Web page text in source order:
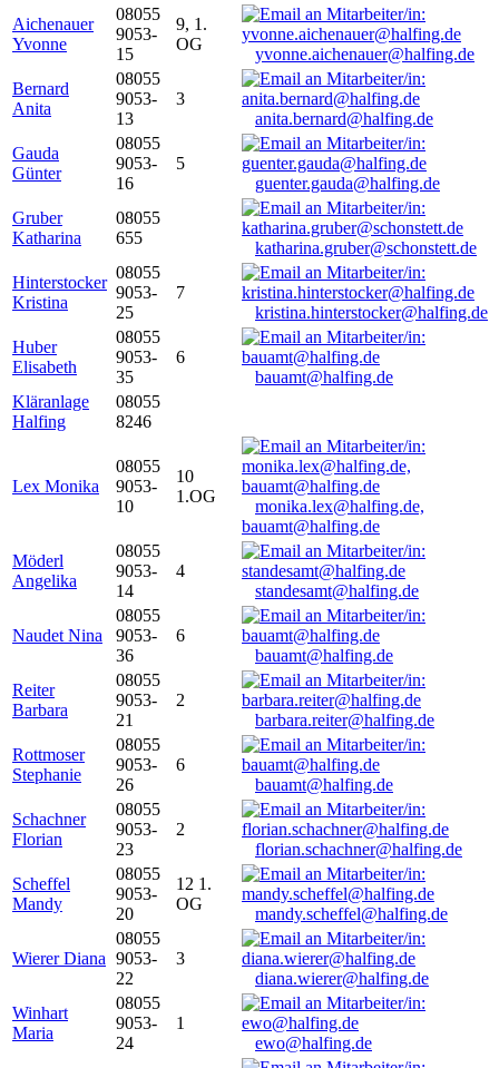
Aichenauer
Yvonne
08055
9053-
15
9, 1.
OG
yvonne.aichenauer@halfing.de
Bernard
Anita
08055
9053-
13
3
anita.bernard@halfing.de
Gauda
Günter
08055
9053-
16
5
guenter.gauda@halfing.de
Gruber
Katharina
08055
655
katharina.gruber@schonstett.de
Hinterstocker
Kristina
08055
9053-
25
7
kristina.hinterstocker@halfing.de
Huber
Elisabeth
08055
9053-
35
6
bauamt@halfing.de
Kläranlage
Halfing
08055
8246
Lex Monika
08055
9053-
10
10
1.OG
monika.lex@halfing.de,
bauamt@halfing.de
Möderl
Angelika
08055
9053-
14
4
standesamt@halfing.de
Naudet Nina
08055
9053-
36
6
bauamt@halfing.de
Reiter
Barbara
08055
9053-
21
2
barbara.reiter@halfing.de
Rottmoser
Stephanie
08055
9053-
26
6
bauamt@halfing.de
Schachner
Florian
08055
9053-
23
2
florian.schachner@halfing.de
Scheffel
Mandy
08055
9053-
20
12 1.
OG
mandy.scheffel@halfing.de
Wierer Diana
08055
9053-
22
3
diana.wierer@halfing.de
Winhart
Maria
08055
9053-
24
1
ewo@halfing.de